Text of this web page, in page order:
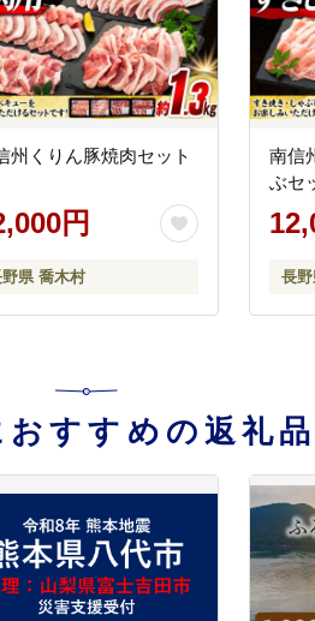
州くりん豚焼肉セット
円
県 喬木村
南信
ぶセ
長
すすめの返礼品